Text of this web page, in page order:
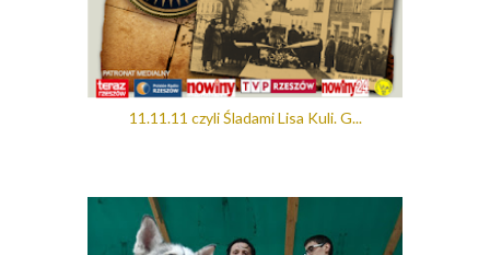
11.11.11 czyli Śladami Lisa Kuli. G...